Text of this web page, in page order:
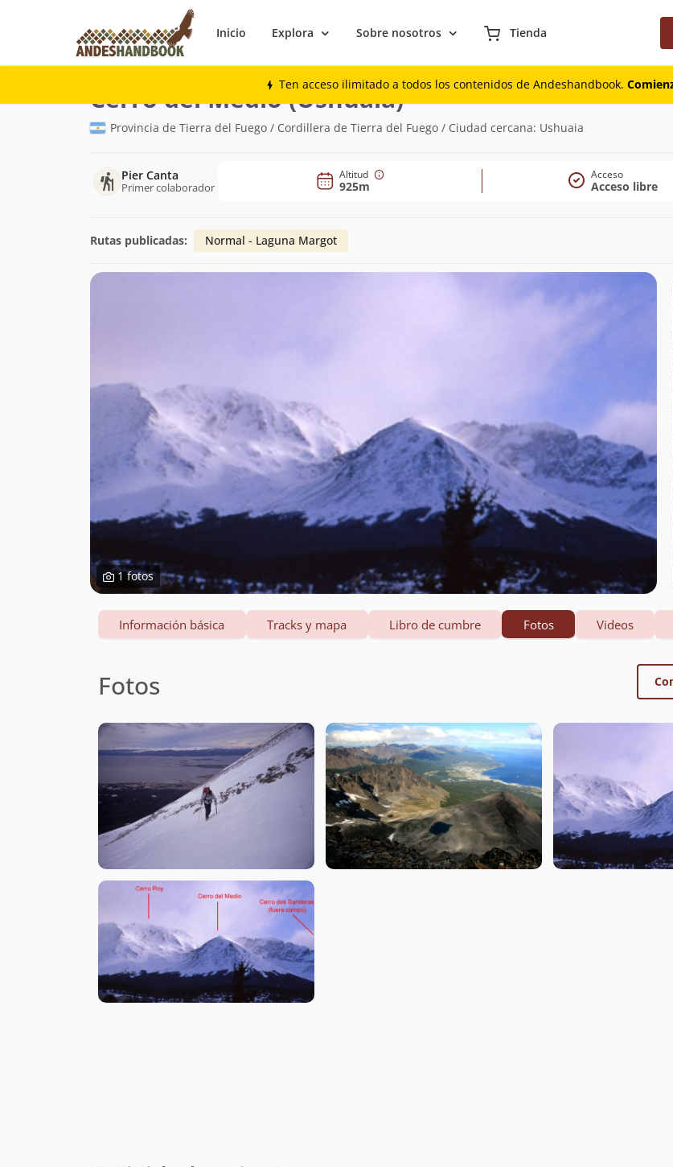
Inicio Explora Sobre nosotros Tienda
Ten acceso ilimitado a todos los contenidos de Andeshandbook.
Montaña
Cerro del Medio (Ushuaia)(925m)
Provincia de Tierra del Fuego / Cordillera de Tierra del Fuego / Ciudad cercana: Ushuaia
Pier Canta
Primer colaborador
Altitud
925m
Acceso
Acceso libre
Rutas publicadas: Normal - Laguna Margot
1 fotos
Información básica Tracks y mapa Libro de cumbre Fotos Videos
Fotos